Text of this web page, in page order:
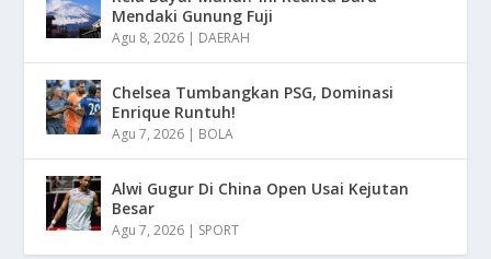
Mendaki Gunung Fuji
Agu 8, 2026 | DAERAH
Chelsea Tumbangkan PSG, Dominasi
Enrique Runtuh!
Agu 7, 2026 | BOLA
Alwi Gugur Di China Open Usai Kejutan
Besar
Agu 7, 2026 | SPORT